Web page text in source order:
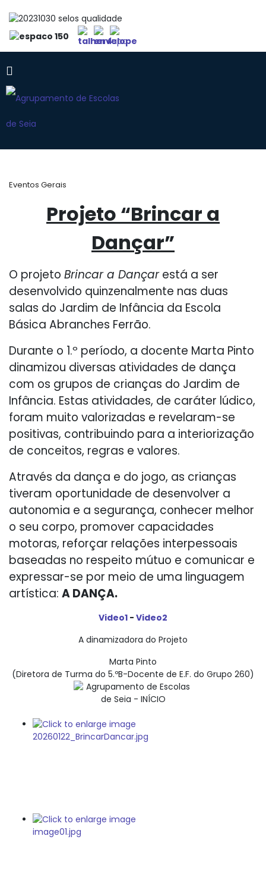
Eventos Gerais
Projeto “Brincar a
Dançar”
O projeto Brincar a Dançarestá a ser
desenvolvido quinzenalmente nas duas
salas do Jardim de Infância da Escola
Básica Abranches Ferrão.
Durante o 1.º período, a docente Marta Pinto
dinamizou diversas atividades de dança
com os grupos de crianças do Jardim de
Infância. Estas atividades, de caráter lúdico,
foram muito valorizadas e revelaram-se
positivas, contribuindo para a interiorização
de conceitos, regras e valores.
Através da dança e do jogo, as crianças
tiveram oportunidade de desenvolver a
autonomia e a segurança, conhecer melhor
o seu corpo, promover capacidades
motoras, reforçar relações interpessoais
baseadas no respeito mútuo e comunicar e
expressar-se por meio de uma linguagem
artística: A DANÇA.
Video1 - Video2
A dinamizadora do Projeto
Marta Pinto
(Diretora de Turma do 5.ºB-Docente de E.F. do Grupo 260)